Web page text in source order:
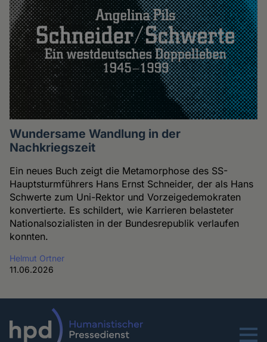
Wundersame Wandlung in der
Nachkriegszeit
Ein neues Buch zeigt die Metamorphose des SS-
Hauptsturmführers Hans Ernst Schneider, der als Hans
Schwerte zum Uni-Rektor und Vorzeigedemokraten
konvertierte. Es schildert, wie Karrieren belasteter
Nationalsozialisten in der Bundesrepublik verlaufen
konnten.
Helmut Ortner
11.06.2026
Menu